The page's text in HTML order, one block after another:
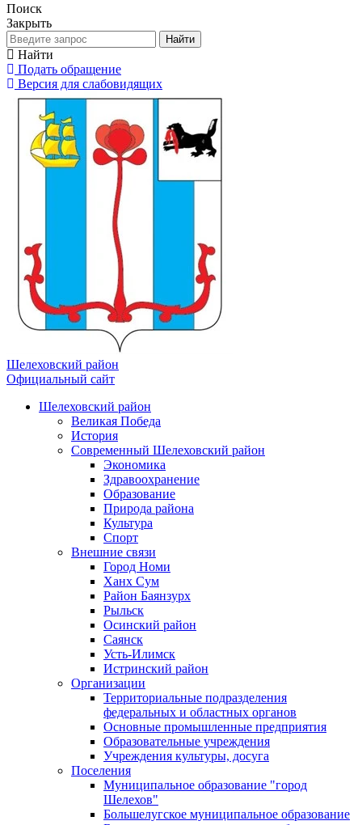
Поиск
Закрыть
Найти
Найти
Подать обращение
Версия для слабовидящих
Шелеховский район
Официальный сайт
Шелеховский район
Великая Победа
История
Современный Шелеховский район
Экономика
Здравоохранение
Образование
Природа района
Культура
Спорт
Внешние связи
Город Номи
Ханх Сум
Район Баянзурх
Рыльск
Осинский район
Саянск
Усть-Илимск
Истринский район
Организации
Территориальные подразделения
федеральных и областных органов
Основные промышленные предприятия
Образовательные учреждения
Учреждения культуры, досуга
Поселения
Муниципальное образование "город
Шелехов"
Большелугское муниципальное образование